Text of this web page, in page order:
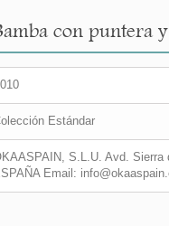
con puntera
Estándar
S.L.U. Avd. Sierra
Email: